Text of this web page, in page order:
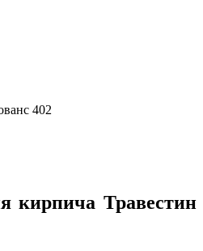
402
кирпича Травестин